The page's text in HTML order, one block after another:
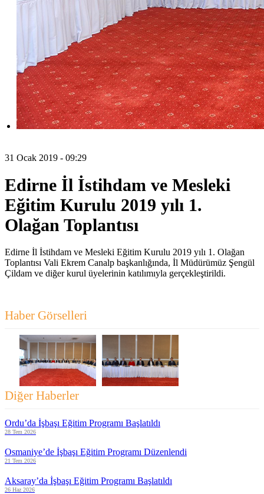
31 Ocak 2019 - 09:29
Edirne İl İstihdam ve Mesleki
Eğitim Kurulu 2019 yılı 1.
Olağan Toplantısı
Edirne İl İstihdam ve Mesleki Eğitim Kurulu 2019 yılı 1. Olağan
Toplantısı Vali Ekrem Canalp başkanlığında, İl Müdürümüz Şengül
Çildam ve diğer kurul üyelerinin katılımıyla gerçekleştirildi.
Haber Görselleri
Diğer Haberler
Ordu’da İşbaşı Eğitim Programı Başlatıldı
28 Tem 2026
Osmaniye’de İşbaşı Eğitim Programı Düzenlendi
21 Tem 2026
Aksaray’da İşbaşı Eğitim Programı Başlatıldı
26 Haz 2026